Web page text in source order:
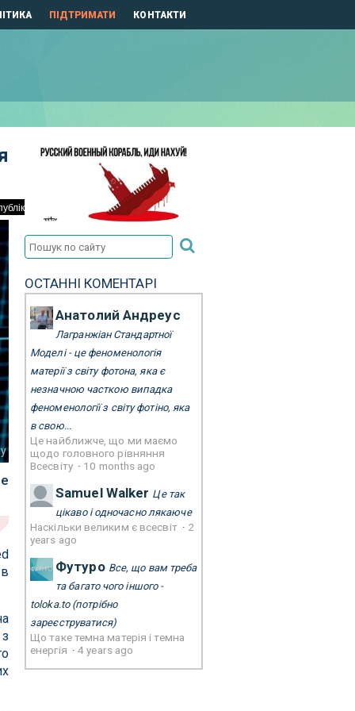
ПІДТРИМАТИ КОНТАКТИ
ОСТАННІ КОМЕНТАРІ
Анатолий Андреус
Лагранжіан Стандартної
Моделі - це феноменологія
матерії з світу фотона, яка є
незначною часткою випадка
феноменології з світу фотіно, яка
в свою...
Це найближче, що ми маємо
щодо головного рівняння
Всесвіту · 10 months ago
Samuel Walker Це так
цікаво і одночасно лякаюче
Наскільки великим є всесвіт · 2
years ago
Футуро Все, що вам треба
та багато чого іншого -
toloka.to(потрібно
зареєструватися)
Що таке темна матерія і темна
енергія ·4 years ago